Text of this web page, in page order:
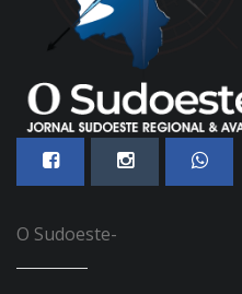
O Sudoeste-